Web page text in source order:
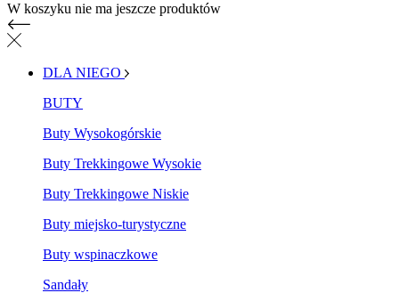
W koszyku nie ma jeszcze produktów
DLA NIEGO
BUTY
Buty Wysokogórskie
Buty Trekkingowe Wysokie
Buty Trekkingowe Niskie
Buty miejsko-turystyczne
Buty wspinaczkowe
Sandały